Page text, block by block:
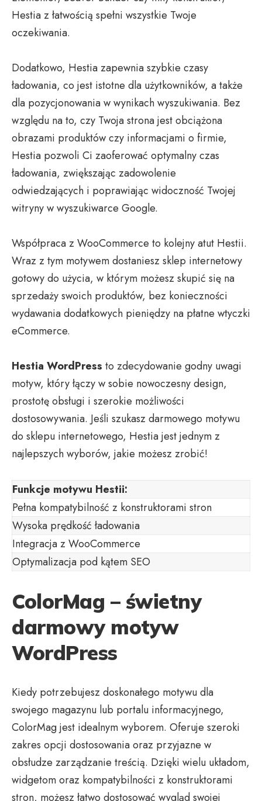
Hestia z łatwością spełni wszystkie Twoje
oczekiwania.
Dodatkowo, Hestia zapewnia szybkie czasy
ładowania, co jest istotne dla użytkowników, a także
dla pozycjonowania w wynikach wyszukiwania. Bez
względu na to, czy Twoja strona jest obciążona
obrazami produktów czy informacjami o firmie,
Hestia pozwoli Ci zaoferować optymalny czas
ładowania, zwiększając zadowolenie
odwiedzających i poprawiając widoczność Twojej
witryny w wyszukiwarce Google.
Współpraca z WooCommerce to kolejny atut Hestii.
Wraz z tym motywem dostaniesz sklep internetowy
gotowy do użycia, w którym możesz skupić się na
sprzedaży swoich produktów, bez konieczności
wydawania dodatkowych pieniędzy na płatne wtyczki
eCommerce.
Hestia WordPress to zdecydowanie godny uwagi
motyw, który łączy w sobie nowoczesny design,
prostotę obsługi i szerokie możliwości
dostosowywania. Jeśli szukasz darmowego motywu
do sklepu internetowego, Hestia jest jednym z
najlepszych wyborów, jakie możesz zrobić!
Funkcje motywu Hestii:
Pełna kompatybilność z konstruktorami stron
Wysoka prędkość ładowania
Integracja z WooCommerce
Optymalizacja pod kątem SEO
ColorMag – świetny
darmowy motyw
WordPress
Kiedy potrzebujesz doskonałego motywu dla
swojego magazynu lub portalu informacyjnego,
ColorMag jest idealnym wyborem. Oferuje szeroki
zakres opcji dostosowania oraz przyjazne w
obsłudze zarządzanie treścią. Dzięki wielu układom,
widgetom oraz kompatybilności z konstruktorami
stron, możesz łatwo dostosować wygląd swojej